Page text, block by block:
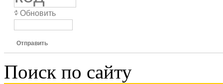
Обновить
Отправить
Поиск по сайту